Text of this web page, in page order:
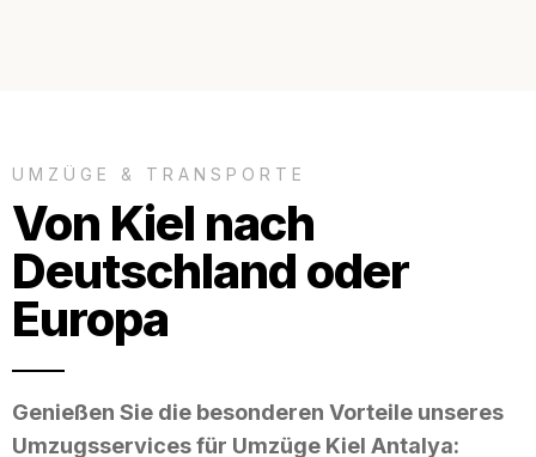
UMZÜGE & TRANSPORTE
Von Kiel nach
Deutschland oder
Europa
Genießen Sie die besonderen Vorteile unseres
Umzugsservices für Umzüge Kiel Antalya: